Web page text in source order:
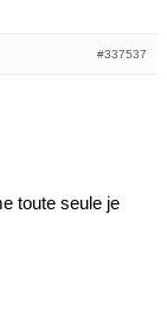
#337537
toute seule je